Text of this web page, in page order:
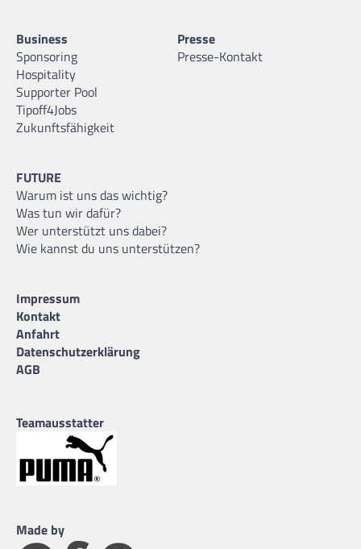
Business
Sponsoring
Hospitality
Supporter Pool
Tipoff4Jobs
Zukunftsfähigkeit
Presse
Presse-Kontakt
FUTURE
Warum ist uns das wichtig?
Was tun wir dafür?
Wer unterstützt uns dabei?
Wie kannst du uns unterstützen?
Impressum
Kontakt
Anfahrt
Datenschutzerklärung
AGB
Teamausstatter
Made by